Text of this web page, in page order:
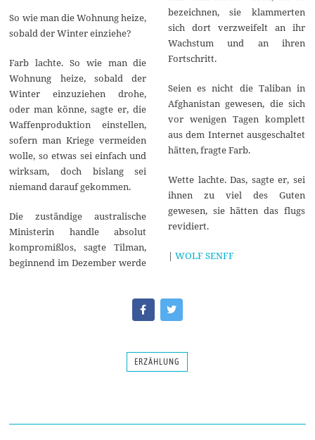
So wie man die Wohnung heize,
sobald der Winter einziehe?
Farb lachte. So wie man die
Wohnung heize, sobald der
Winter einzuziehen drohe,
oder man könne, sagte er, die
Waffenproduktion einstellen,
sofern man Kriege vermeiden
wolle, so etwas sei einfach und
wirksam, doch bislang sei
niemand darauf gekommen.
Die zuständige australische
Ministerin handle absolut
kompromißlos, sagte Tilman,
beginnend im Dezember werde
bezeichnen, sie klammerten
sich dort verzweifelt an ihr
Wachstum und an ihren
Fortschritt.
Seien es nicht die Taliban in
Afghanistan gewesen, die sich
vor wenigen Tagen komplett
aus dem Internet ausgeschaltet
hätten, fragte Farb.
Wette lachte. Das, sagte er, sei
ihnen zu viel des Guten
gewesen, sie hätten das flugs
revidiert.
| WOLF SENFF
ERZÄHLUNG